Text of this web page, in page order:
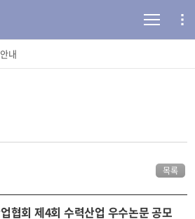
내
목록
협회 제4회 수력산업 우수논문 공모